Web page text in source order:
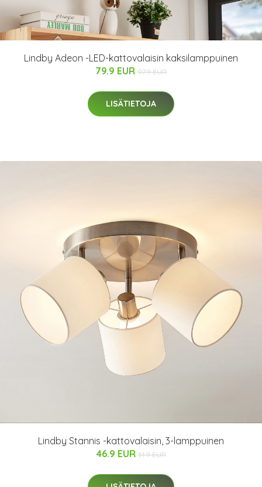
Lindby Adeon -LED-kattovalaisin kaksilamppuinen
79.9 EUR 97.9 EUR
LISÄTIETOJA
Lindby Stannis -kattovalaisin, 3-lamppuinen
46.9 EUR 51.9 EUR